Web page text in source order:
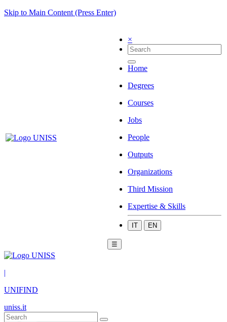
Skip to Main Content (Press Enter)
×
Home
Degrees
Courses
Jobs
People
Outputs
Organizations
Third Mission
Expertise & Skills
IT EN
☰
|
UNIFIND
uniss.it